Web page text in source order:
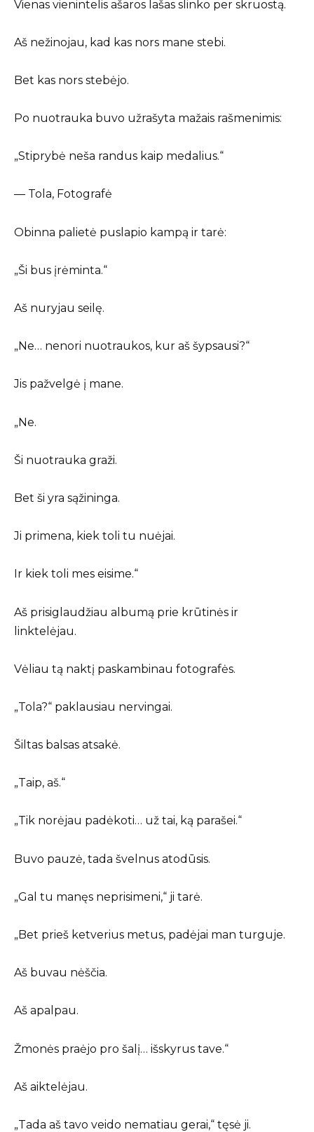
Vienas vienintelis ašaros lašas slinko per skruostą.
Aš nežinojau, kad kas nors mane stebi.
Bet kas nors stebėjo.
Po nuotrauka buvo užrašyta mažais rašmenimis:
„Stiprybė neša randus kaip medalius.“
— Tola, Fotografė
Obinna palietė puslapio kampą ir tarė:
„Ši bus įrėminta.“
Aš nuryjau seilę.
„Ne… nenori nuotraukos, kur aš šypsausi?“
Jis pažvelgė į mane.
„Ne.
Ši nuotrauka graži.
Bet ši yra sąžininga.
Ji primena, kiek toli tu nuėjai.
Ir kiek toli mes eisime.“
Aš prisiglaudžiau albumą prie krūtinės ir
linktelėjau.
Vėliau tą naktį paskambinau fotografės.
„Tola?“ paklausiau nervingai.
Šiltas balsas atsakė.
„Taip, aš.“
„Tik norėjau padėkoti… už tai, ką parašei.“
Buvo pauzė, tada švelnus atodūsis.
„Gal tu manęs neprisimeni,“ ji tarė.
„Bet prieš ketverius metus, padėjai man turguje.
Aš buvau nėščia.
Aš apalpau.
Žmonės praėjo pro šalį… išskyrus tave.“
Aš aiktelėjau.
„Tada aš tavo veido nematiau gerai,“ tęsė ji.